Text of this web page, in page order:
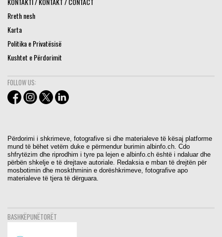
Rreth nesh
Karta
Politika e Privatësisë
Kushtet e Përdorimit
FOLLOW US:
Përdorimi i shkrimeve, fotografive si dhe materialeve të kësaj platforme
mund të bëhet vetëm duke e përmendur burimin albinfo.ch. Cdo
shfrytëzim dhe riprodhim i tyre pa lejen e albinfo.ch është i ndaluar dhe
përbën shkelje e të drejtave autoriale. Redaksia e mban të drejtën për
mosbotimin dhe moskthminin e dorëshkrimeve, fotografive apo
materialeve të tjera të dërguara.
BASHKËPUNËTORËT